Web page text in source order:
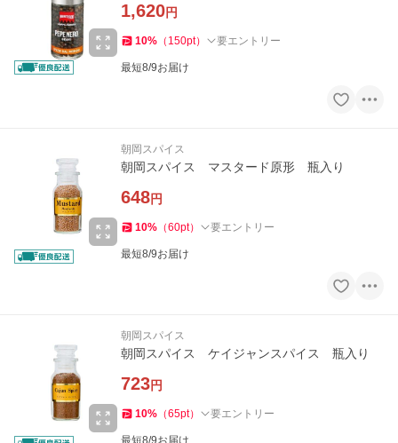
1,620円
10% （ 150pt） 要エントリー
最短8/9お届け
朝岡スパイス
朝岡スパイス マスタード原形 瓶入り
648円
10% （60pt） 要エントリー
最短8/9お届け
朝岡スパイス
朝岡スパイス ケイジャンスパイス 瓶入り
723円
10% （65pt） 要エントリー
最短8/9お届け